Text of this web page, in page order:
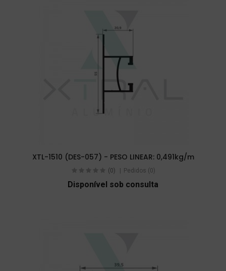
XTL-1510 (DES-057) - PESO LINEAR: 0,491kg/m
(0) Pedidos (0)
Disponível sob consulta